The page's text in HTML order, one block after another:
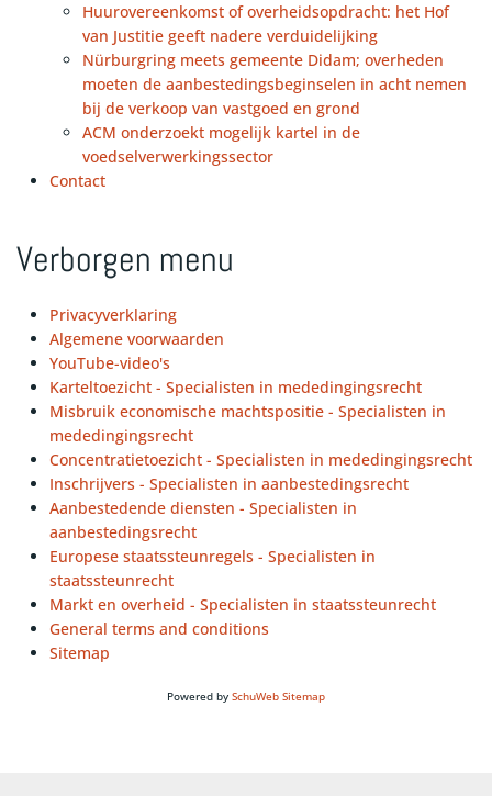
Huurovereenkomst of overheidsopdracht: het Hof
van Justitie geeft nadere verduidelijking
Nürburgring meets gemeente Didam; overheden
moeten de aanbestedingsbeginselen in acht nemen
bij de verkoop van vastgoed en grond
ACM onderzoekt mogelijk kartel in de
voedselverwerkingssector
Contact
Verborgen menu
Privacyverklaring
Algemene voorwaarden
YouTube-video's
Karteltoezicht - Specialisten in mededingingsrecht
Misbruik economische machtspositie - Specialisten in
mededingingsrecht
Concentratietoezicht - Specialisten in mededingingsrecht
Inschrijvers - Specialisten in aanbestedingsrecht
Aanbestedende diensten - Specialisten in
aanbestedingsrecht
Europese staatssteunregels - Specialisten in
staatssteunrecht
Markt en overheid - Specialisten in staatssteunrecht
General terms and conditions
Sitemap
Powered by SchuWeb Sitemap